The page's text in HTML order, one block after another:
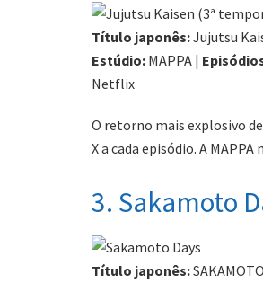
Título japonês:Jujutsu
Estúdio: MAPPA |
Netflix
O retorno mais explosivo
X a cada episódio. A
3. Sakamoto
Título japonês: